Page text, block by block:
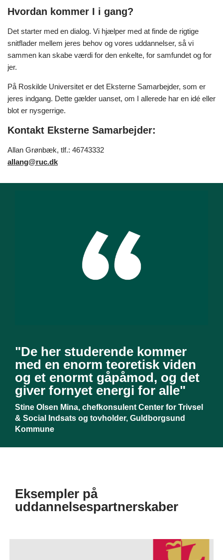
Hvordan kommer I i gang?
Det starter med en dialog. Vi hjælper med at finde de rigtige
snitflader mellem jeres behov og vores uddannelser, så vi
sammen kan skabe værdi for den enkelte, for samfundet og for
jer.
På Roskilde Universitet er det Eksterne Samarbejder, som er
jeres indgang. Dette gælder uanset, om I allerede har en idé eller
blot er nysgerrige.
Kontakt Eksterne Samarbejder:
Allan Grønbæk, tlf.: 46743332
allang@ruc.dk
"De her studerende kommer
med en enorm teoretisk viden
og et enormt gåpåmod, og det
giver fornyet energi for alle"
Stine Olsen Mina, chefkonsulent Center for Trivsel
& Social Indsats og tovholder, Guldborgsund
Kommune
Eksempler på
uddannelsespartnerskaber